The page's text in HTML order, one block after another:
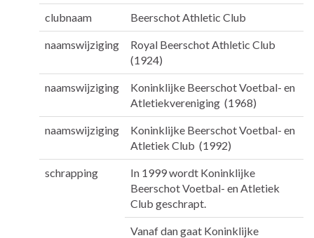
clubnaam Beerschot Athletic Club
naamswijziging
Royal Beerschot Athletic Club
(1924)
naamswijziging
Koninklijke Beerschot Voetbal- en
Atletiekvereniging (1968)
naamswijziging
Koninklijke Beerschot Voetbal- en
Atletiek Club (1992)
schrapping
In 1999 wordt Koninklijke
Beerschot Voetbal- en Atletiek
Club geschrapt.
Vanaf dan gaat Koninklijke